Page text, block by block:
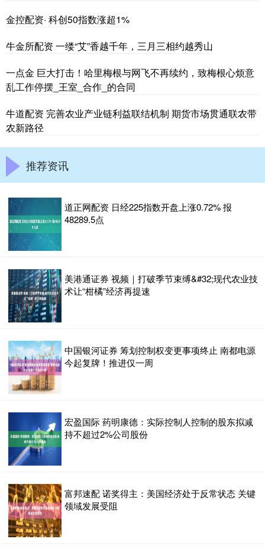
金控配资· 科创50指数涨超1%
牛金所配资 一缕“艾”香越千年，三月三相约越秀山
一点金 巨大打击！哈里梅根与网飞不再续约，致梅根心烦意
乱工作停摆_王室_合作_的合同
牛道配资 完善农业产业链利益联结机制 期货市场贯通联农带
农新路径
推荐资讯
道正网配资 日经225指数开盘上涨0.72% 报
48289.5点
美港通证券 视频｜打破季节束缚&#32;现代农业技
术让“柑橘”经济再提速
中国银河证券 筹划控制权变更事项终止 南都电源
今起复牌！推进仅一周
宏盈国际 药明康德：实际控制人控制的股东拟减
持不超过2%公司股份
富邦速配 诺奖得主：美国经济处于反常状态 关键
领域发展受阻